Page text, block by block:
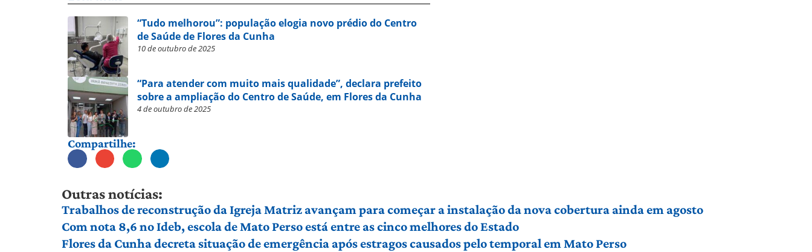
“Tudo melhorou”: população elogia novo prédio do Centro
de Saúde de Flores da Cunha
10 de outubro de 2025
“Para atender com muito mais qualidade”, declara prefeito
sobre a ampliação do Centro de Saúde, em Flores da Cunha
4 de outubro de 2025
Compartilhe:
Outras notícias:
Trabalhos de reconstrução da Igreja Matriz avançam para começar a instalação da nova cobertura ainda em agosto
Com nota 8,6 no Ideb, escola de Mato Perso está entre as cinco melhores do Estado
Flores da Cunha decreta situação de emergência após estragos causados pelo temporal em Mato Perso